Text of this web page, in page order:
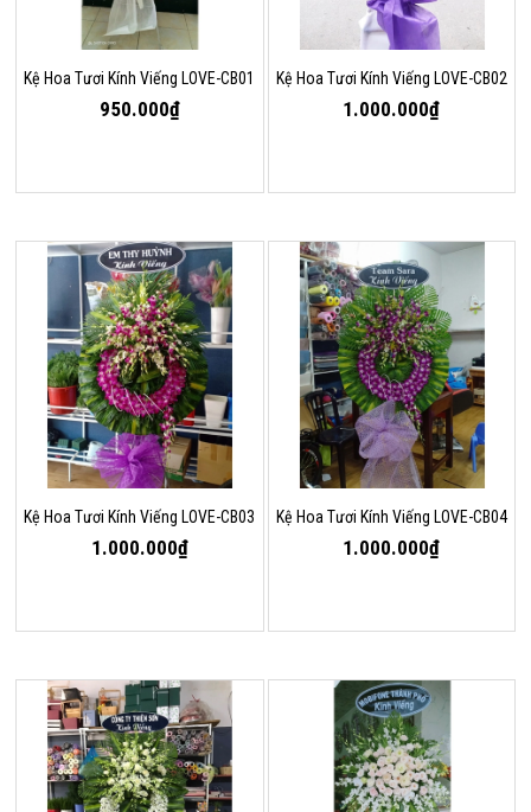
Kệ Hoa Tươi Kính Viếng LOVE-CB01
950.000₫
Kệ Hoa Tươi Kính Viếng LOVE-CB02
1.000.000₫
Kệ Hoa Tươi Kính Viếng LOVE-CB03
1.000.000₫
Kệ Hoa Tươi Kính Viếng LOVE-CB04
1.000.000₫